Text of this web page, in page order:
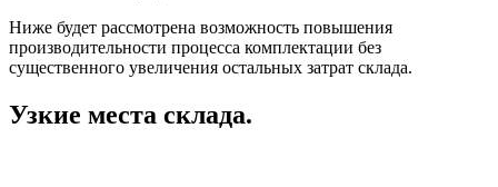
Ниже будет рассмотрена возможность повышения
производительности процесса комплектации без
существенного увеличения остальных затрат склада.
Узкие места склада.